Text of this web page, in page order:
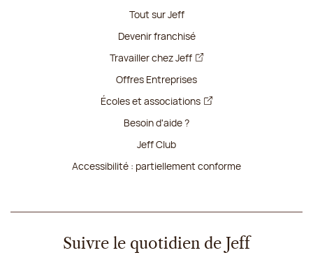
Tout sur Jeff
Devenir franchisé
Travailler chez Jeff
Offres Entreprises
Écoles et associations
Besoin d'aide ?
Jeff Club
Accessibilité : partiellement conforme
Suivre le quotidien de Jeff